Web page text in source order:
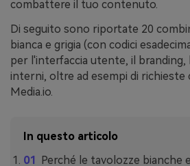
combattere il tuo contenuto.
Di seguito sono riportate 20
bianca e grigia (con codici
per l'interfaccia utente, il branding,
interni, oltre ad esempi di richieste
Media.io.
In questo articolo
Perché le tavolozze bianche